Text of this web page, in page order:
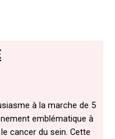
à la marche de 5
emblématique à
cancer du sein. Cette